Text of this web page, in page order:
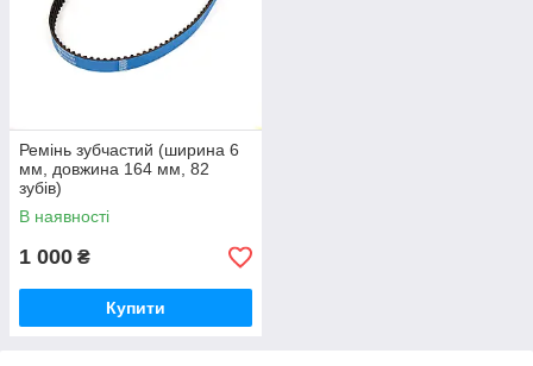
Ремінь зубчастий (ширина 6
мм, довжина 164 мм, 82
зубів)
В наявності
1 000 ₴
Купити